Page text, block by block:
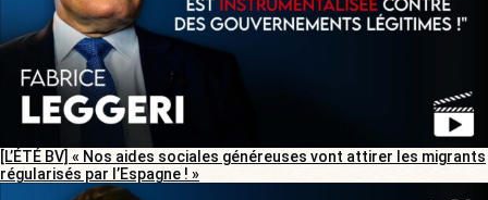
[L’ÉTÉ BV] « Nos aides sociales généreuses vont attirer les migrants
régularisés par l’Espagne ! »